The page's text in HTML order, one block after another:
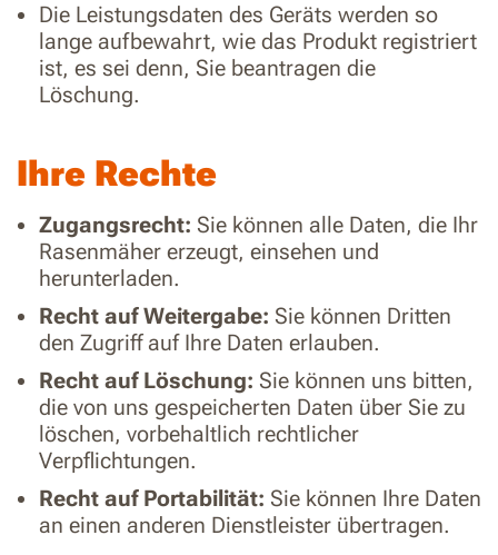
Die Leistungsdaten des Geräts werden so
lange aufbewahrt, wie das Produkt registriert
ist, es sei denn, Sie beantragen die
Löschung.
Ihre Rechte
Zugangsrecht: Sie können alle Daten, die Ihr
Rasenmäher erzeugt, einsehen und
herunterladen.
Recht auf Weitergabe: Sie können Dritten
den Zugriff auf Ihre Daten erlauben.
Recht auf Löschung: Sie können uns bitten,
die von uns gespeicherten Daten über Sie zu
löschen, vorbehaltlich rechtlicher
Verpflichtungen.
Recht auf Portabilität: Sie können Ihre Daten
an einen anderen Dienstleister übertragen.